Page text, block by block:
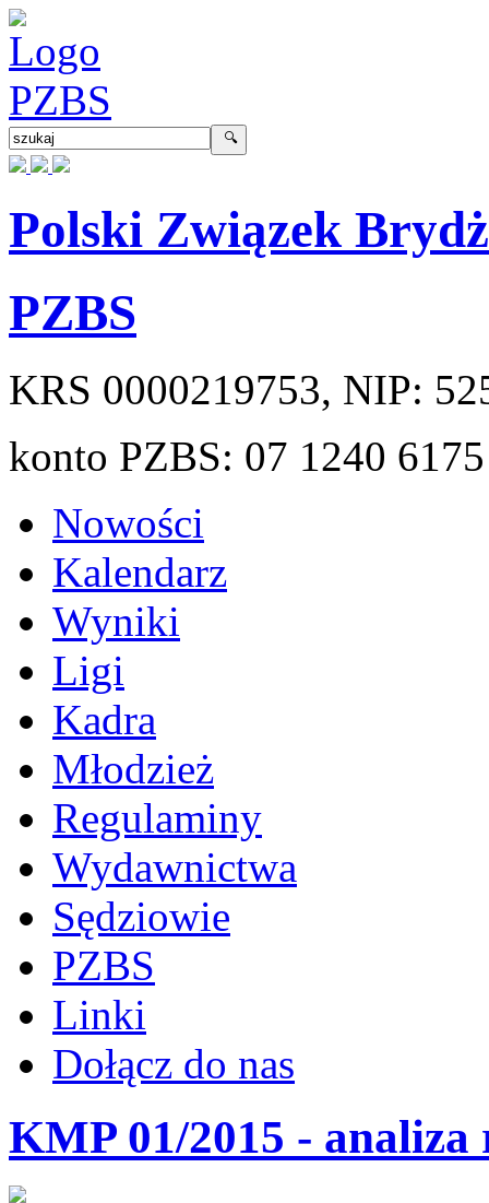
Polski Związek
PZBS
KRS 0000219753, NIP:
konto PZBS: 07 1240
Nowości
Kalendarz
Wyniki
Ligi
Kadra
Młodzież
Regulaminy
Wydawnictwa
Sędziowie
PZBS
Linki
Dołącz do nas
KMP 01/2015 - analiza